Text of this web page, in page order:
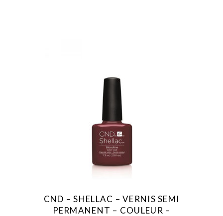
CND – SHELLAC – VERNIS SEMI
PERMANENT – COULEUR –